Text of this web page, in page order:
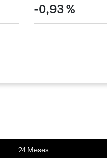
-0,93 %
24 Meses